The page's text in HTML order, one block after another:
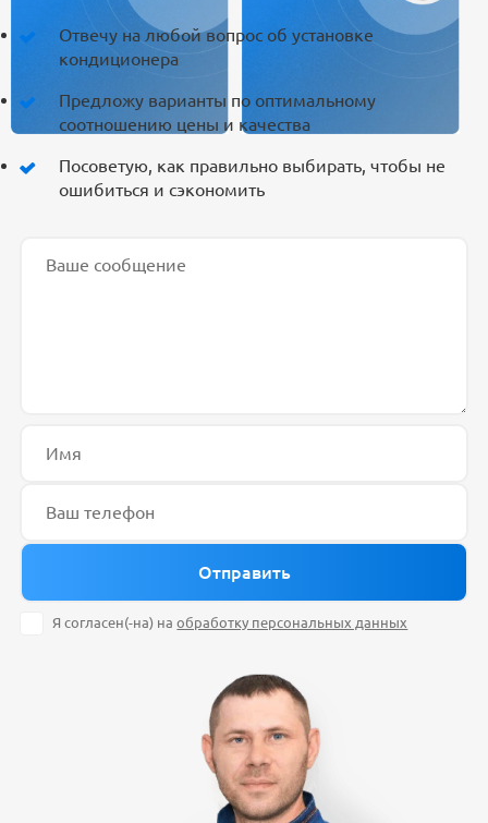
Отвечу на любой вопрос об установке
кондиционера
Предложу варианты по оптимальному
соотношению цены и качества
Посоветую, как правильно выбирать, чтобы не
ошибиться и сэкономить
Я согласен(-на) наобработку персональных данных